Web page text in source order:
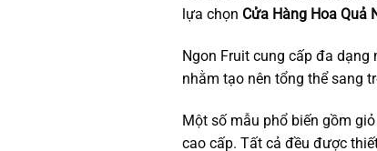
lựa chọn Cửa Hàng Hoa Quả
Ngon Fruit cung cấp đa
nhằm tạo nên tổng thể sang
Một số mẫu phổ biến gồm
cao cấp. Tất cả đều được